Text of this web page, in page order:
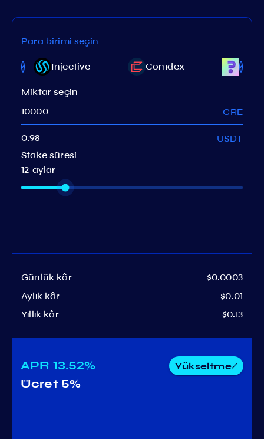
Para birimi seçin
Injective Comdex
Miktar seçin
CRE
USDT
Stake süresi
12 aylar
Günlük kâr
$0.0003
Aylık kâr
$0.01
Yıllık kâr
$0.13
APR 13.52% Yükseltme
Ücret5%